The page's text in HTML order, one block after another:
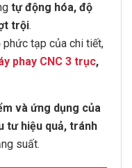
tự động hóa, độ
trội.
phức tạp của chi tiết,
phay CNC 3 trục,
và ứng dụng của
tư hiệu quả, tránh
suất.